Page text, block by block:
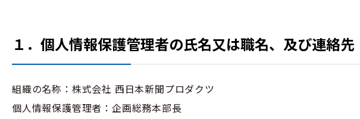
１．個人情報保護管理者の氏名又は職名、及び連絡先
組織の名称：株式会社 西日本新聞プロダクツ
個人情報保護管理者：企画総務本部長